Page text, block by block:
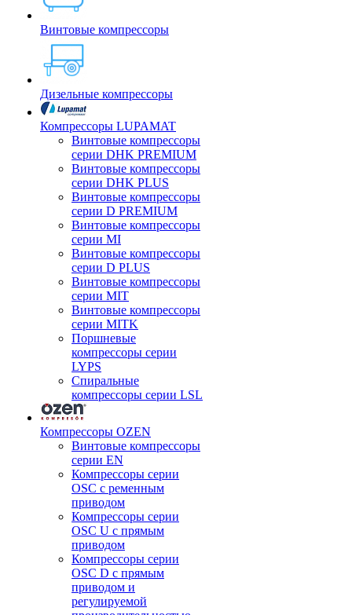
Винтовые компрессоры
Дизельные компрессоры
Компрессоры LUPAMAT
Винтовые компрессоры
серии DHK PREMIUM
Винтовые компрессоры
серии DHK PLUS
Винтовые компрессоры
серии D PREMIUM
Винтовые компрессоры
серии MI
Винтовые компрессоры
серии D PLUS
Винтовые компрессоры
серии MIT
Винтовые компрессоры
серии MITK
Поршневые
компрессоры серии
LYPS
Спиральные
компрессоры серии LSL
Компрессоры OZEN
Винтовые компрессоры
серии EN
Компрессоры серии
OSC с ременным
приводом
Компрессоры серии
OSC U с прямым
приводом
Компрессоры серии
OSC D с прямым
приводом и
регулируемой